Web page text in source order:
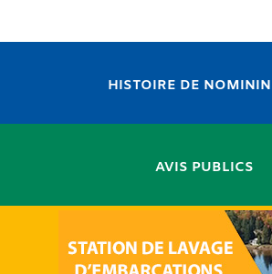
HISTOIRE DE
AVIS PUBLICS